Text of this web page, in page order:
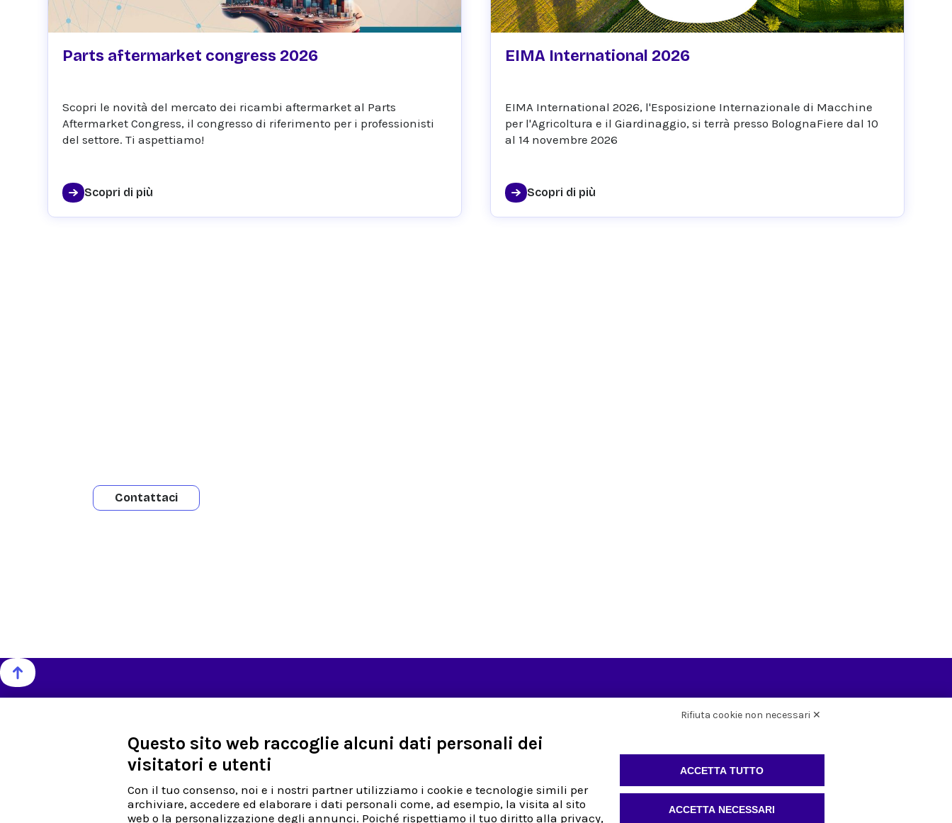
November 23, 2026
Parts aftermarket congress 2026
Scopri le novità del mercato dei ricambi aftermarket al Parts
Aftermarket Congress, il congresso di riferimento per i professionisti
del settore. Ti aspettiamo!
Scopri di più
EIMA International 2026
EIMA International 2026, l'Esposizione Internazionale di Macchine
per l'Agricoltura e il Giardinaggio, si terrà presso BolognaFiere dal 10
al 14 novembre 2026
Scopri di più
Contattaci
Azienda
Privacy Policy & Info
Politiche per la qualità
Fatturazione Elettronica
Lavora con noi
Assistenza
Già Cliente
Tel:
+39 0113972132
Fax:
Rifiuta cookie non necessari ✕
Questo sito web raccoglie alcuni dati personali dei
visitatori e utenti
Con il tuo consenso, noi e i nostri partner utilizziamo i cookie e tecnologie simili per
archiviare, accedere ed elaborare i dati personali come, ad esempio, la visita al sito
web o la personalizzazione degli annunci. Poiché rispettiamo il tuo diritto alla privacy,
ACCETTA TUTTO
ACCETTA NECESSARI